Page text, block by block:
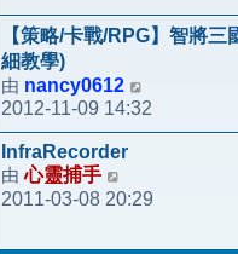
後
發
表
【策略/卡戰/RPG】智將三
細教學)
由 nancy0612
視
最
發
2012-11-09 14:32
InfraRecorder
由心靈捕手
視
2011-03-08 20:29